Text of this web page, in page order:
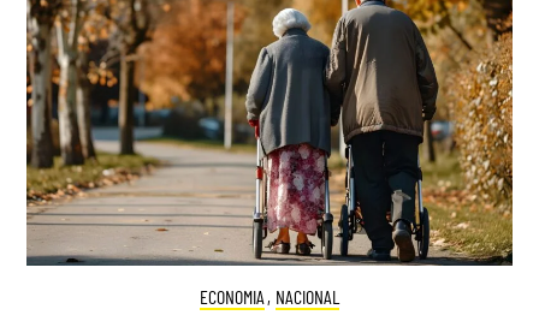
ECONOMIA , NACIONAL